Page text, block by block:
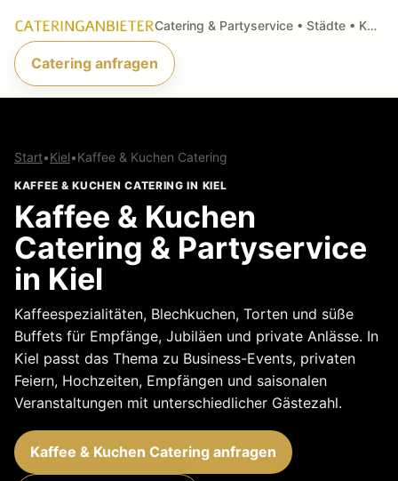
Catering & Partyservice • Städte • Küchenarten • Anfragen
Catering anfragen
Start•Kiel•Kaffee & Kuchen Catering
KAFFEE & KUCHEN CATERING IN KIEL
Kaffee & Kuchen
Catering & Partyservice
in Kiel
Kaffeespezialitäten, Blechkuchen, Torten und süße
Buffets für Empfänge, Jubiläen und private Anlässe. In
Kiel passt das Thema zu Business-Events, privaten
Feiern, Hochzeiten, Empfängen und saisonalen
Veranstaltungen mit unterschiedlicher Gästezahl.
Kaffee & Kuchen Catering anfragen